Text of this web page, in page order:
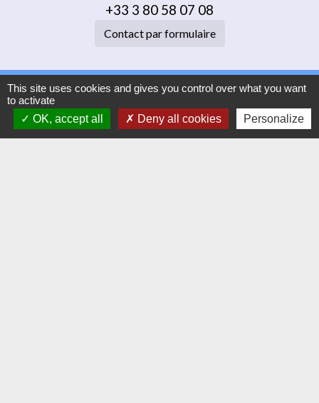
+33 3 80 58 07 08
Contact par formulaire
Liens
Dijon Métropole
Jumelage
This site uses cookies and gives you control over what you want
to activate
OK, accept all
Deny all cookies Personalize